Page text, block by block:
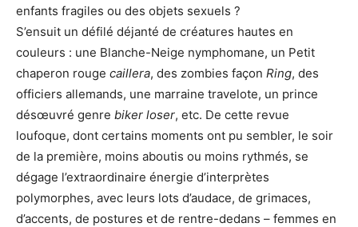
enfants fragiles ou des objets sexuels ?
S’ensuit un défilé déjanté de créatures hautes en
couleurs : une Blanche-Neige nymphomane, un Petit
chaperon rouge caillera, des zombies façon Ring, des
officiers allemands, une marraine travelote, un prince
désœuvré genre biker loser, etc. De cette revue
loufoque, dont certains moments ont pu sembler, le soir
de la première, moins aboutis ou moins rythmés, se
dégage l’extraordinaire énergie d’interprètes
polymorphes, avec leurs lots d’audace, de grimaces,
d’accents, de postures et de rentre-dedans – femmes en